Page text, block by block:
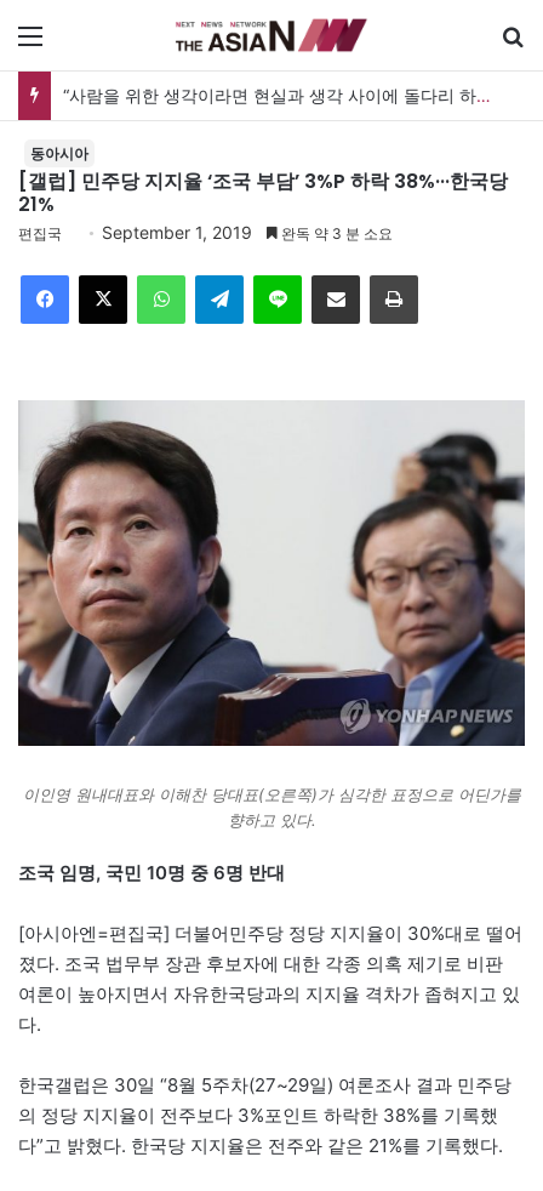
“사람을 위한 생각이라면 현실과 생각 사이에 돌다리 하나는 놓아야 하지 않을까”
동아시아
[갤럽] 민주당 지지율 ‘조국 부담’ 3%P 하락 38%···한국당
21%
편집국 September 1, 2019 완독 약 3 분 소요
Telegram 이메일
이인영 원내대표와 이해찬 당대표(오른쪽)가 심각한 표정으로 어딘가를
향하고 있다.
조국 임명, 국민 10명 중 6명 반대
[아시아엔=편집국] 더불어민주당 정당 지지율이 30%대로 떨어
졌다. 조국 법무부 장관 후보자에 대한 각종 의혹 제기로 비판
여론이 높아지면서 자유한국당과의 지지율 격차가 좁혀지고 있
다.
한국갤럽은 30일 “8월 5주차(27~29일) 여론조사 결과 민주당
의 정당 지지율이 전주보다 3%포인트 하락한 38%를 기록했
다”고 밝혔다. 한국당 지지율은 전주와 같은 21%를 기록했다.